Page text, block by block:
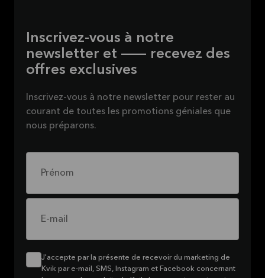
Inscrivez-vous à notre
newsletter et — recevez des
offres exclusives
Inscrivez-vous à notre newsletter pour rester au
courant de toutes les promotions géniales que
nous préparons.
Prénom
E-mail
J'accepte par la présente de recevoir du marketing de
Kvik par e-mail, SMS, Instagram et Facebook concernant